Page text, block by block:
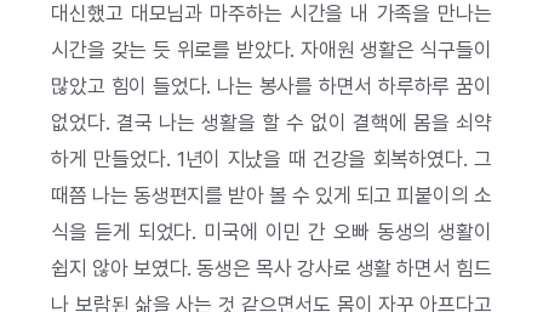
대신했고 대모님과 마주하는 시간을 내 가족을 만나는
시간을 갖는 듯 위로를 받았다. 자애원 생활은 식구들이
많았고 힘이 들었다. 나는 봉사를 하면서 하루하루 꿈이
없었다. 결국 나는 생활을 할 수 없이 결핵에 몸을 쇠약
하게 만들었다. 1년이 지났을 때 건강을 회복하였다. 그
때쯤 나는 동생편지를 받아 볼 수 있게 되고 피붙이의 소
식을 듣게 되었다. 미국에 이민 간 오빠 동생의 생활이
쉽지 않아 보였다. 동생은 목사 강사로 생활 하면서 힘드
나 보람된 삶을 사는 것 같으면서도 몸이 자꾸 아프다고